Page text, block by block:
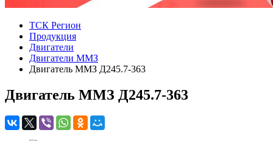
ТСК Регион
Продукция
Двигатели
Двигатели ММЗ
Двигатель ММЗ Д245.7-363
Двигатель ММЗ Д245.7-363